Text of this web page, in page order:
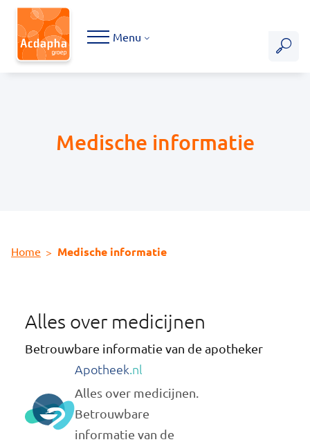
Hoofdmenu
Menu
Home Medische informatie
Medische informatie
Alles over medicijnen
Betrouwbare informatie van de apotheker
Apotheek.nl
Alles over medicijnen.
Betrouwbare
informatie van de